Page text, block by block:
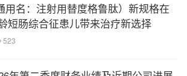
名：注射用替度格鲁肽）新规格在
短肠综合征患儿带来治疗新选择
523